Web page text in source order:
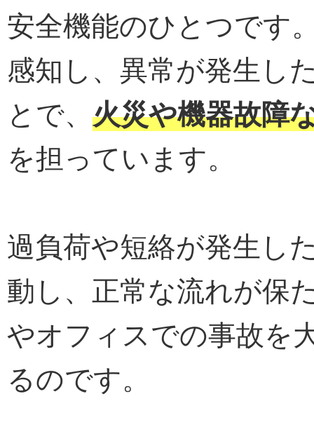
安全機能のひとつです
感知し、異常が発生し
とで、 火災や機器故障
を担っています。
過負荷や短絡が発生し
動し、正常な流れが保
やオフィスでの事故を
るのです。